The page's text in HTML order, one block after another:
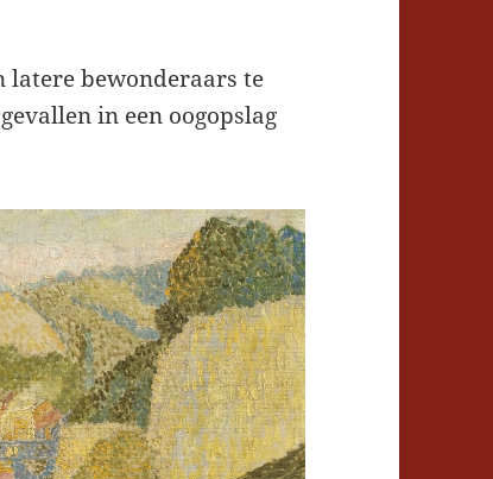
latere bewonderaars te
in een oogopslag